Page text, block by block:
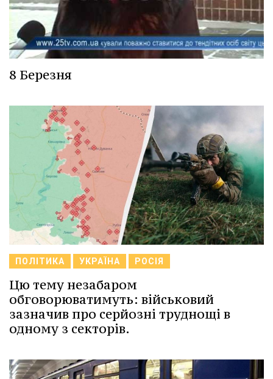
8 Березня
ПОЛІТИКА УКРАЇНА РОСІЯ
Цю тему незабаром
обговорюватимуть: військовий
зазначив про серйозні труднощі в
одному з секторів.